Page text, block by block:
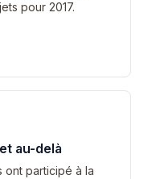
pour 2017.
au-delà
ont participé à la